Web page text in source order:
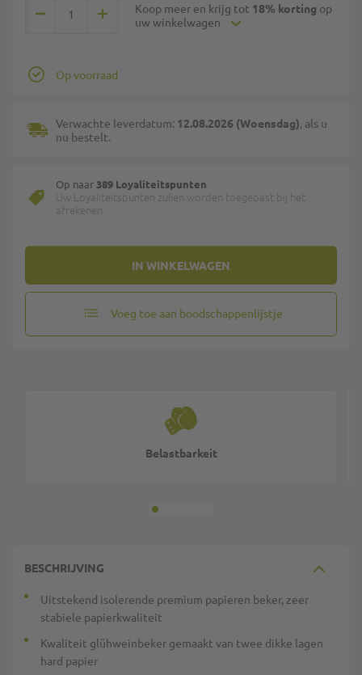
Koop meer en krijg tot 18% korting op
uw winkelwagen
IN WINKELWAGEN
Op voorraad
Verwachte leverdatum: 12.08.2026 (Woensdag), als u
nu bestelt.
Op naar389 Loyaliteitspunten
Uw Loyaliteitspunten zullen worden toegepast bij het
afrekenen.
Voeg toe aan boodschappenlijstje
Belastbarkeit
BESCHRIJVING
Uitstekend isolerende premium papieren beker, zeer
stabiele papierkwaliteit
Kwaliteit glühweinbeker gemaakt van twee dikke lagen
hard papier